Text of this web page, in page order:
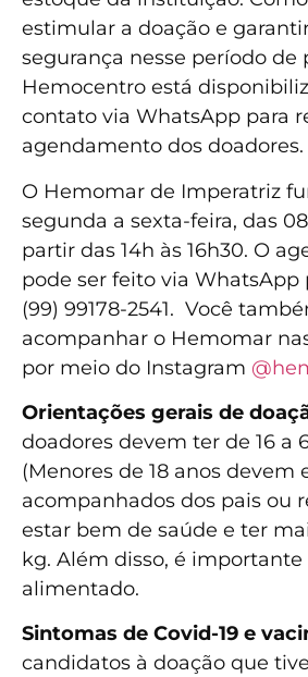
estimular a doação e
segurança nesse período de
Hemocentro está
contato via WhatsApp para
agendamento dos doadores.
O Hemomar de Imperatriz
segunda a sexta-feira, das
partir das 14h às 16h30. O
pode ser feito via
(99) 99178-2541. Você
acompanhar o Hemomar
por meio do Instagram
Orientações gerais de
doadores devem ter de 16 a
(Menores de 18 anos devem
acompanhados dos pais ou
estar bem de saúde e ter
kg. Além disso, é
alimentado.
Sintomas de Covid-19 e
candidatos à doação que